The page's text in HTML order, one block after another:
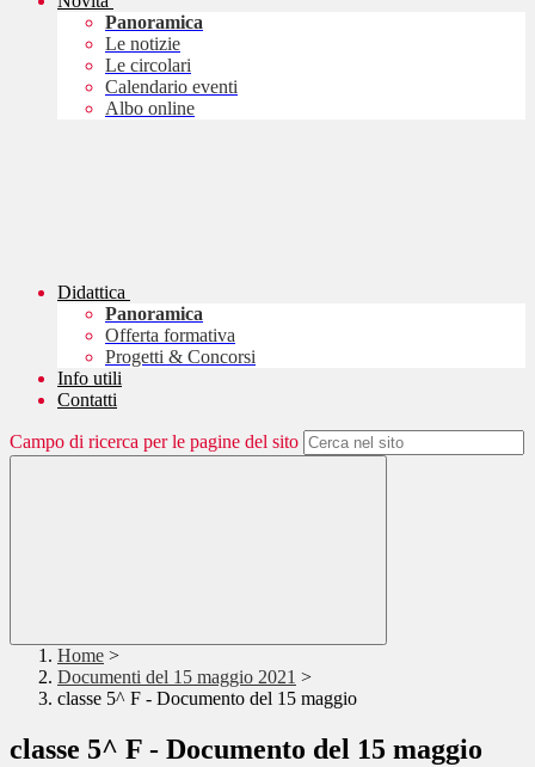
Panoramica
Le notizie
Le circolari
Calendario eventi
Albo online
Didattica
Panoramica
Offerta formativa
Progetti & Concorsi
Info utili
Contatti
Campo di ricerca per le pagine del sito
Home >
Documenti del 15 maggio 2021 >
classe 5^ F - Documento del 15 maggio
classe 5^ F - Documento del 15 maggio